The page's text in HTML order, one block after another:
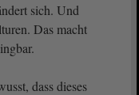
sich. Und
Das macht
dass dieses